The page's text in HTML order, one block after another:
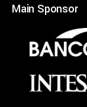
Main Sponsor